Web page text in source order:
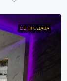
СЕ ПРОДАВА